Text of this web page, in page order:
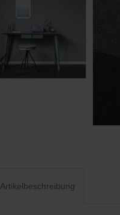
Artikelbeschreibung